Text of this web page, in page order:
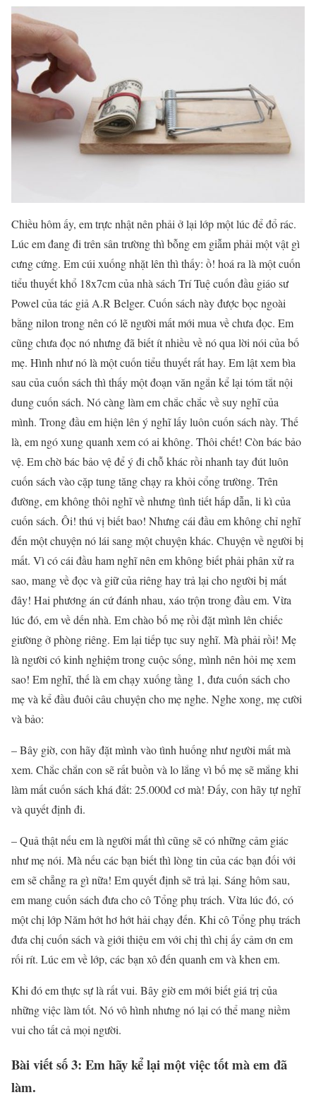
Chiều hôm ấy, em trực nhật nên phải ở lại lớp một lúc để đổ rác.
Lúc em đang đi trên sân trường thì bỗng em giẫm phải một vật gì
cưng cứng. Em cúi xuống nhặt lên thì thấy: ồ! hoá ra là một cuốn
tiểu thuyết khổ 18x7cm của nhà sách Trí Tuệ cuốn đầu giáo sư
Powel của tác giả A.R Belger. Cuốn sách này được bọc ngoài
bằng nilon trong nên có lẽ người mất mới mua về chưa đọc. Em
cũng chưa đọc nó nhưng đã biết ít nhiều về nó qua lời nói của bố
mẹ. Hình như nó là một cuốn tiểu thuyết rất hay. Em lật xem bìa
sau của cuốn sách thì thấy một đoạn văn ngắn kể lại tóm tắt nội
dung cuốn sách. Nó càng làm em chắc chắc về suy nghĩ của
mình. Trong đầu em hiện lên ý nghĩ lấy luôn cuốn sách này. Thế
là, em ngó xung quanh xem có ai không. Thôi chết! Còn bác bảo
vệ. Em chờ bác bảo vệ để ý đi chỗ khác rồi nhanh tay đút luôn
cuốn sách vào cặp tung tăng chạy ra khỏi cổng trường. Trên
đường, em không thôi nghĩ về nhưng tình tiết hấp dẫn, li kì của
cuốn sách. Ôi! thú vị biết bao! Nhưng cái đầu em không chỉ nghĩ
đến một chuyện nó lái sang một chuyện khác. Chuyện về người bị
mất. Vì có cái đầu ham nghĩ nên em không biết phải phân xử ra
sao, mang về đọc và giữ của riêng hay trả lại cho người bị mất
đây! Hai phương án cứ đánh nhau, xáo trộn trong đầu em. Vừa
lúc đó, em về dến nhà. Em chào bố mẹ rồi đặt mình lên chiếc
giường ở phòng riêng. Em lại tiếp tục suy nghĩ. Mà phải rồi! Mẹ
là người có kinh nghiệm trong cuộc sống, mình nên hỏi mẹ xem
sao! Em nghĩ, thế là em chạy xuống tầng 1, đưa cuốn sách cho
mẹ và kể đầu đuôi câu chuyện cho mẹ nghe. Nghe xong, mẹ cười
và bảo:
– Bây giờ, con hãy đặt mình vào tình huống như người mất mà
xem. Chắc chắn con sẽ rất buồn và lo lắng vì bố mẹ sẽ mắng khi
làm mất cuốn sách khá đắt: 25.000đ cơ mà! Đấy, con hãy tự nghĩ
và quyết định đi.
– Quả thật nếu em là người mất thì cũng sẽ có những cảm giác
như mẹ nói. Mà nếu các bạn biết thì lòng tin của các bạn đối với
em sẽ chẳng ra gì nữa! Em quyết định sẽ trả lại. Sáng hôm sau,
em mang cuốn sách đưa cho cô Tổng phụ trách. Vừa lúc đó, có
một chị lớp Năm hớt hơ hớt hải chạy đến. Khi cô Tổng phụ trách
đưa chị cuốn sách và giới thiệu em với chị thì chị ấy cảm ơn em
rối rít. Lúc em về lớp, các bạn xô đến quanh em và khen em.
Khi đó em thực sự là rất vui. Bây giờ em mới biết giá trị của
những việc làm tốt. Nó vô hình nhưng nó lại có thể mang niềm
vui cho tất cả mọi người.
Bài viết số 3: Em hãy kể lại một việc tốt mà em đã
làm.